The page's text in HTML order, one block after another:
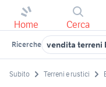
Home Cerca
Ricerche vendita terreni
Subito Terreni e rustici